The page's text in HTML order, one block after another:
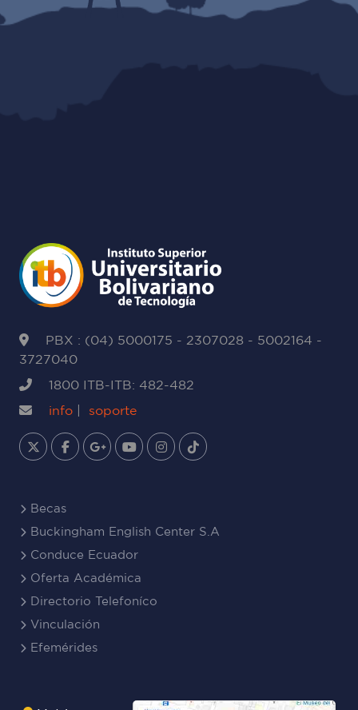
PBX : (04) 5000175 - 2307028 - 5002164 -
3727040
1800 ITB-ITB: 482-482
info
soporte
Becas
Buckingham English Center S.A
Conduce Ecuador
Oferta Académica
Directorio Telefoníco
Vinculación
Efemérides